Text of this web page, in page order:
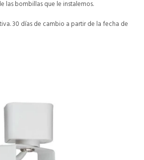
las bombillas que le instalemos.
30 días de cambio a partir de la fecha de